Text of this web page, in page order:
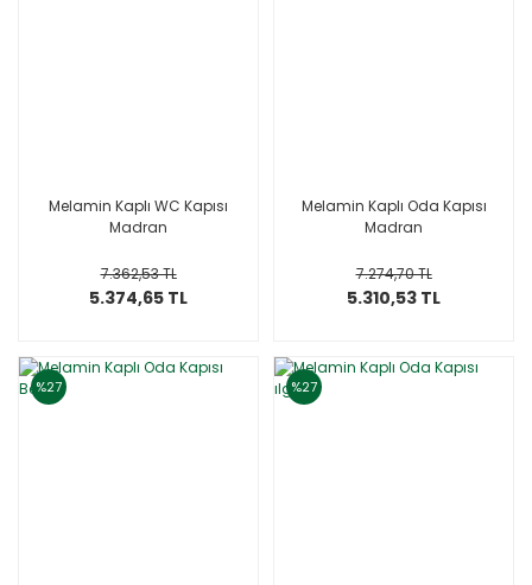
Melamin Kaplı WC Kapısı
Madran
7.362,53 TL
5.374,65 TL
Melamin Kaplı Oda Kapısı
Madran
7.274,70 TL
5.310,53 TL
%27 %27